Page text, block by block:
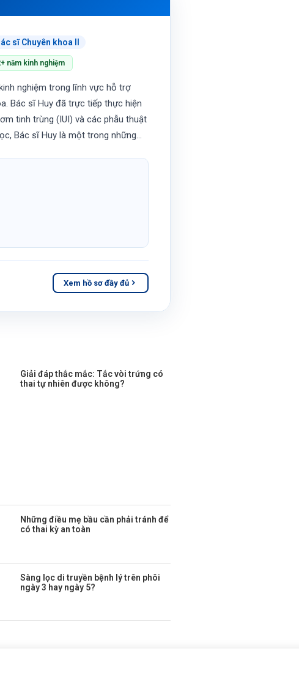
sĩ Chuyên khoa II
năm kinh nghiệm
nghiệm trong lĩnh vực hỗ trợ
Bác sĩ Huy đã trực tiếp thực hiện
tinh trùng (IUI) và các phẫu thuật
Bác sĩ Huy là một trong những
Xem hồ sơ đầy đủ
Giải đáp thắc mắc: Tắc vòi trứng có
thai tự nhiên được không?
Những điều mẹ bầu cần phải tránh để
có thai kỳ an toàn
Sàng lọc di truyền bệnh lý trên phôi
ngày 3 hay ngày 5?